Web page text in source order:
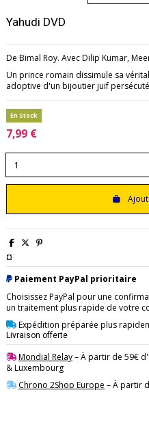
Yahudi DVD
De Bimal Roy. Avec Dilip Kumar,
Un prince romain dissimule sa
adoptive d'un bijoutier juif
En Stock
7,99 €
¤
Paiement PayPal prioritaire
Choisissez PayPal pour une
un traitement plus rapide de votre
Expédition préparée plus
Livraison offerte
Mondial Relay– À partir de 59€
& Luxembourg
Chrono 2Shop Europe – À partir